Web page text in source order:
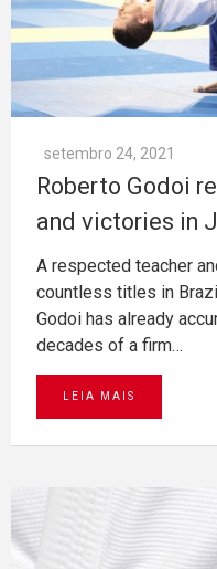
setembro 24, 2021
Roberto Godoi
and victories in
A respected teacher
countless titles in
Godoi has already
decades of a firm…
LEIA MAIS